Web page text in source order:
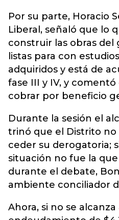
Por su parte, Horacio
Liberal, señaló que lo
construir las obras del
listas para con
adquiridos y está de
fase III y IV, y
cobrar por beneficio
Durante la sesión el
trinó que el Distrito no
ceder su derogatoria;
situación no fue la
durante el debate,
ambiente conciliador
Ahora, si no se